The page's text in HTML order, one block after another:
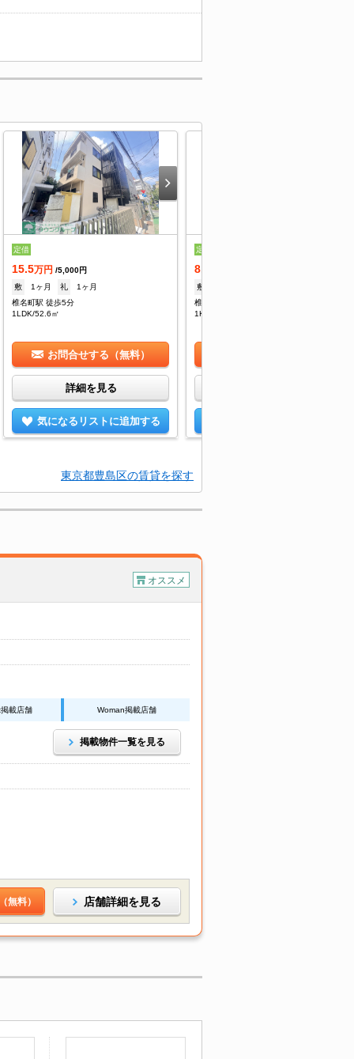
定借
15.5万円 /5,000円
敷
1ヶ月 礼
1ヶ月
椎名町駅 徒歩5分
1LDK/52.6㎡
お問合せする（無料）
詳細を見る
気になるリストに追加する
定借
8.5
敷
椎名町駅 徒歩5分
1K/24.92㎡
東京都豊島区の賃貸を探す
オススメ
載店舗 Woman掲載店舗
掲載物件一覧を見る
無料） 店舗詳細を見る